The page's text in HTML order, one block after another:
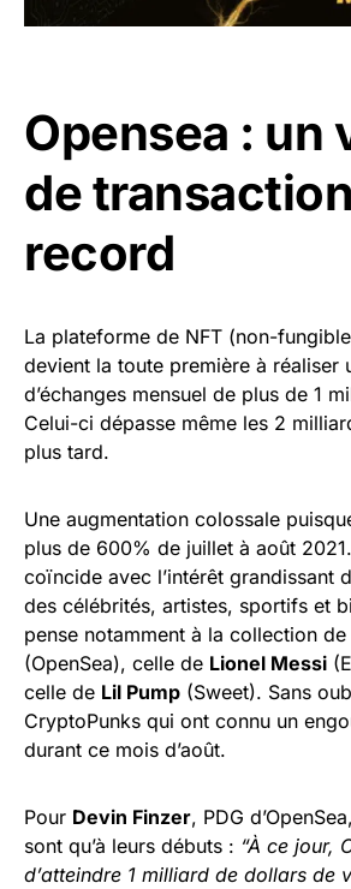
Opensea : un
de
record
La plateforme de NFT (non-
devient la toute première à réaliser
d’échanges mensuel de plus de 1
Celui-ci dépasse même les 2
plus tard.
Une augmentation colossale
plus de 600% de juillet à août
coïncide avec l’intérêt grandissant
des célébrités, artistes, sportifs et
pense notamment à la collection de
(OpenSea), celle de Lionel Messi
celle de Lil Pump (Sweet). Sans
CryptoPunks qui ont connu un
durant ce mois d’août.
Pour Devin Finzer, PDG
sont qu’à leurs débuts : “À ce jour,
d’atteindre 1 milliard de dollars de